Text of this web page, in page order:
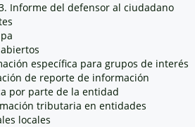
Informe del defensor al ciudadano
específica para grupos de interés
de reporte de información
por parte de la entidad
tributaria en entidades
locales